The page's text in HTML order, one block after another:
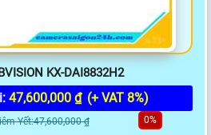
KX-DAI8832H2
47,600,000 ₫ (+ VAT 8%)
Yết:47,600,000 ₫ 0%